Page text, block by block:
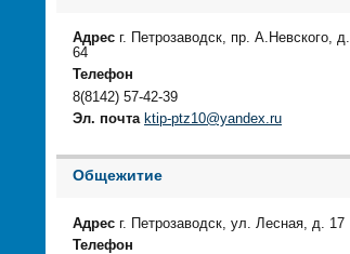
Адрес г. Петрозаводск, пр. А.Невского, д.
64
Телефон
8(8142) 57-42-39
Эл. почта ktip-ptz10@yandex.ru
Общежитие
Адрес г. Петрозаводск, ул. Лесная, д. 17
Телефон